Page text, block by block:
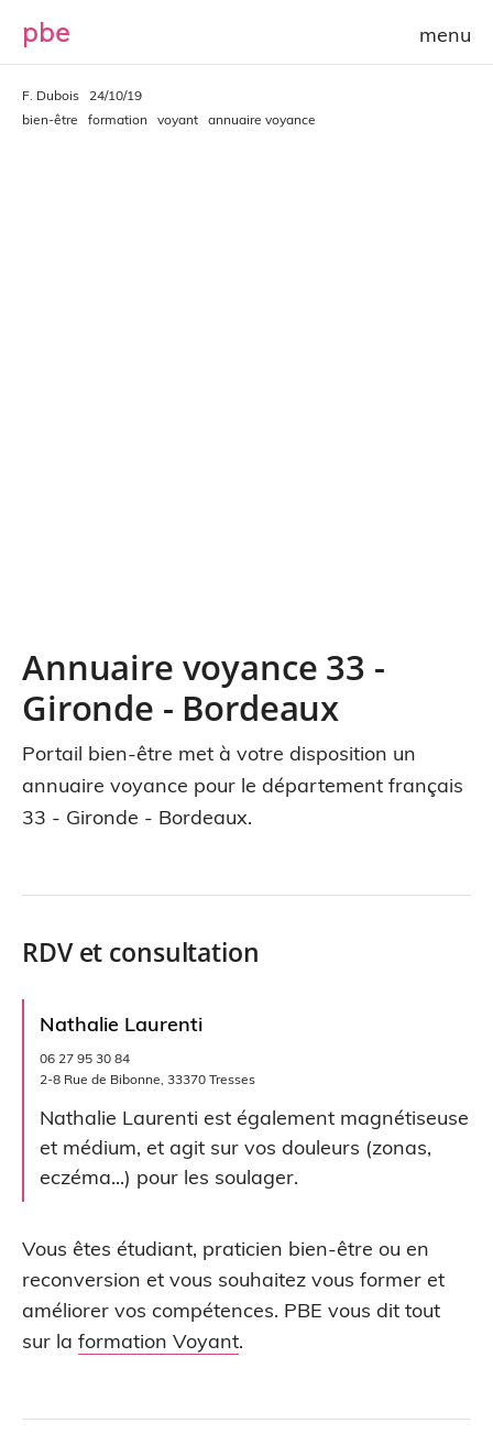
pbe
F. Dubois
24/10/19
bien-être
formation voyant annuaire voyance
Annuaire voyance 33 -
Gironde - Bordeaux
Portail bien-être met à votre disposition un
annuaire voyance pour le département français
33 - Gironde - Bordeaux.
RDV et consultation
Nathalie Laurenti
06 27 95 30 84
2-8 Rue de Bibonne, 33370 Tresses
Nathalie Laurenti est également magnétiseuse
et médium, et agit sur vos douleurs (zonas,
eczéma...) pour les soulager.
Vous êtes étudiant, praticien bien-être ou en
reconversion et vous souhaitez vous former et
améliorer vos compétences. PBE vous dit tout
sur la formation Voyant.